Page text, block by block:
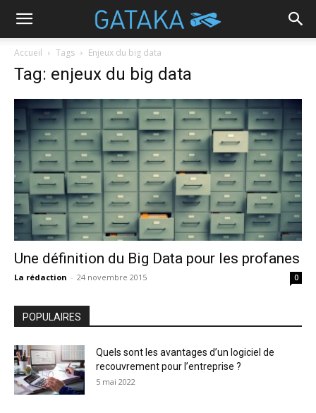
Accueil Tags Enjeux du big data
Tag: enjeux du big data
Une définition du Big Data pour les profanes
La rédaction - 24 novembre 2015 0
POPULAIRES
Quels sont les avantages d’un logiciel de
recouvrement pour l’entreprise ?
5 mai 2022